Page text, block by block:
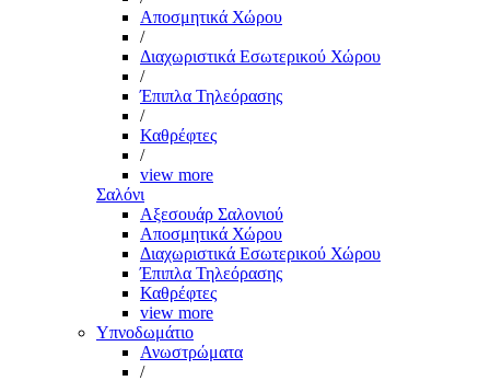
Αποσμητικά Χώρου
/
Διαχωριστικά Εσωτερικού Χώρου
/
Έπιπλα Τηλεόρασης
/
Καθρέφτες
/
view more
Σαλόνι
Αξεσουάρ Σαλονιού
Αποσμητικά Χώρου
Διαχωριστικά Εσωτερικού Χώρου
Έπιπλα Τηλεόρασης
Καθρέφτες
view more
Υπνοδωμάτιο
Ανωστρώματα
/